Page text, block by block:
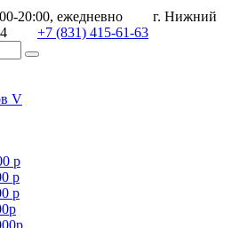
20:00, ежедневно
г. Нижний
+7 (831) 415-61-63
р
р
р